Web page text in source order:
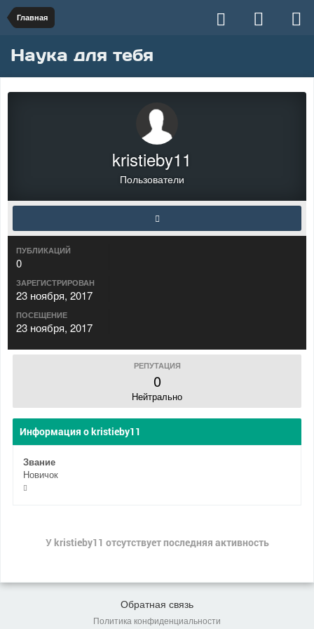
Главная
Наука для тебя
kristieby11
Пользователи
ПУБЛИКАЦИЙ
0
ЗАРЕГИСТРИРОВАН
23 ноября, 2017
ПОСЕЩЕНИЕ
23 ноября, 2017
РЕПУТАЦИЯ
0
Нейтрально
Информация о kristieby11
Звание
Новичок
У kristieby11 отсутствует последняя активность
Обратная связь
Политика конфиденциальности